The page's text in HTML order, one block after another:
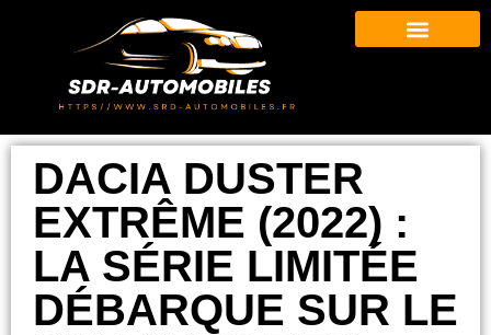
DACIA DUSTER
EXTRÊME (2022) :
LA SÉRIE LIMITÉE
DÉBARQUE SUR LE